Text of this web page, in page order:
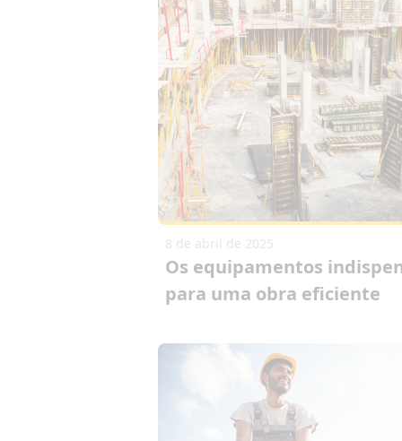
8 de abril de 2025
Os equipamentos
para uma obra eficiente